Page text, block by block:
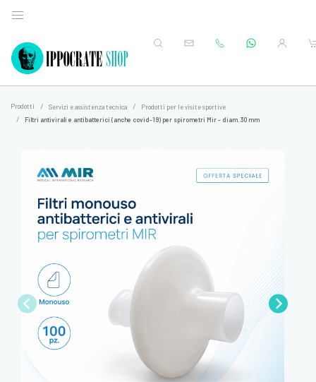
Prodotti Servizi e assistenza tecnica
Prodotti per le visite sportive
Filtri antivirali e antibatterici (anche covid-19) per spirometri Mir - diam. 30 mm